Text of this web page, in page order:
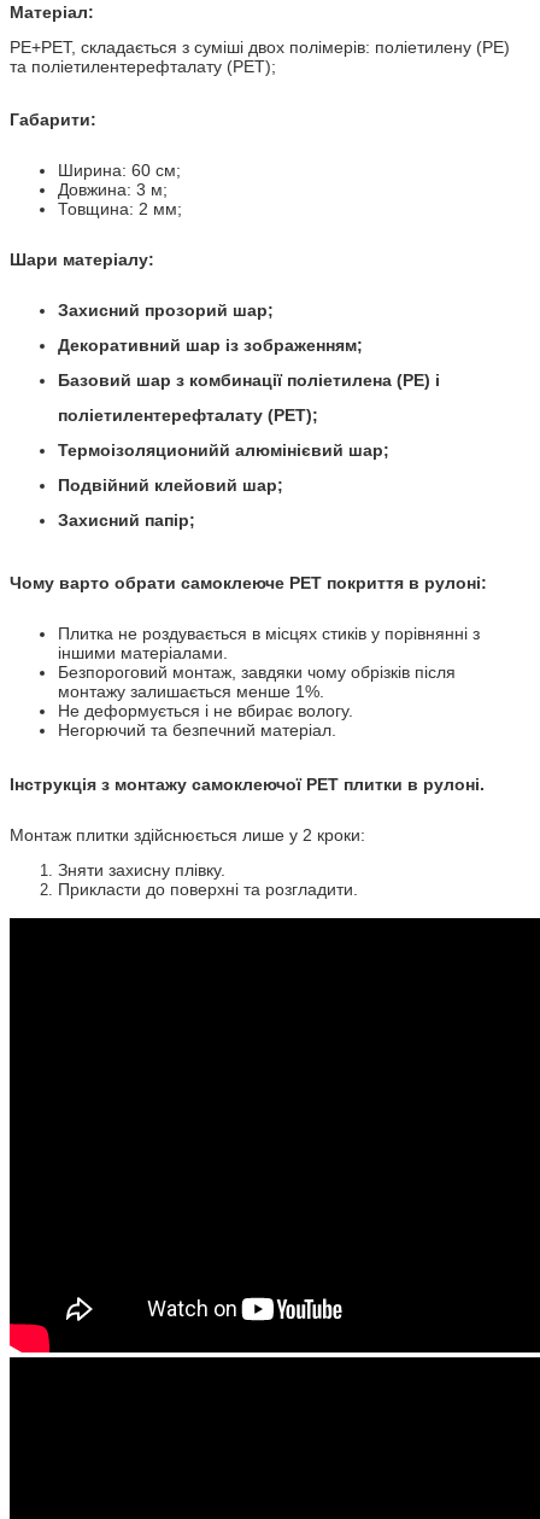
Матеріал:
PE+PET, складається з суміші двох полімерів: поліетилену (PE)
та поліетилентерефталату (PET);
Габарити:
Ширина: 60 см;
Довжина: 3 м;
Товщина: 2 мм;
Шари матеріалу:
Захисний прозорий шар;
Декоративний шар із зображенням;
Базовий шар з комбинації поліетилена (PE) і
поліетилентерефталату (PET);
Термоізоляционийй алюмінієвий шар;
Подвійний клейовий шар;
Захисний папір;
Чому варто обрати самоклеюче PET покриття в рулоні:
Плитка не роздувається в місцях стиків у порівнянні з
іншими матеріалами.
Безпороговий монтаж, завдяки чому обрізків після
монтажу залишається менше 1%.
Не деформується і не вбирає вологу.
Негорючий та безпечний матеріал.
Інструкція з монтажу самоклеючої PET плитки в рулоні.
Монтаж плитки здійснюється лише у 2 кроки:
Зняти захисну плівку.
Прикласти до поверхні та розгладити.